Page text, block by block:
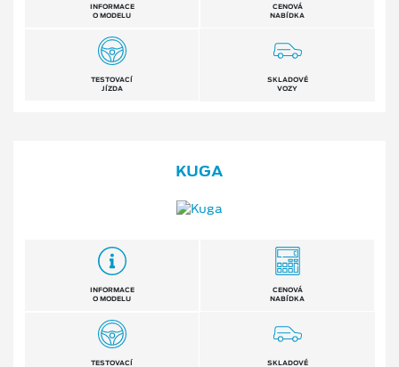
INFORMACE
O MODELU
CENOVÁ
NABÍDKA
TESTOVACÍ
JÍZDA
SKLADOVÉ
VOZY
KUGA
INFORMACE
O MODELU
CENOVÁ
NABÍDKA
TESTOVACÍ
SKLADOVÉ